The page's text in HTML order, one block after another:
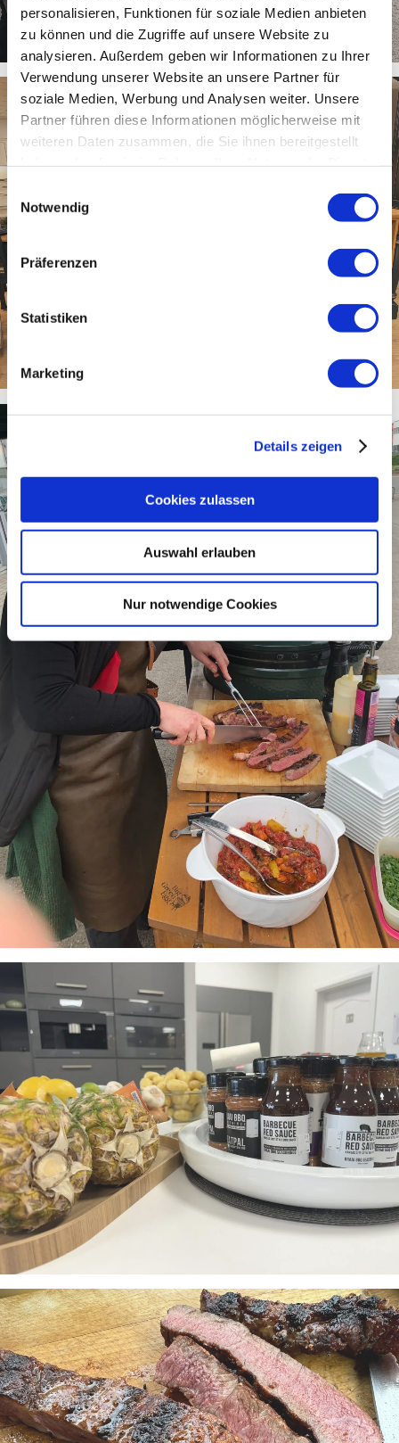
personalisieren, Funktionen für soziale Medien anbieten
zu können und die Zugriffe auf unsere Website zu
analysieren. Außerdem geben wir Informationen zu Ihrer
Verwendung unserer Website an unsere Partner für
soziale Medien, Werbung und Analysen weiter. Unsere
Partner führen diese Informationen möglicherweise mit
weiteren Daten zusammen, die Sie ihnen bereitgestellt
Einwilligungsauswahl
Notwendig
Präferenzen
Statistiken
Marketing
Details zeigen
Cookies zulassen
Auswahl erlauben
Nur notwendige Cookies